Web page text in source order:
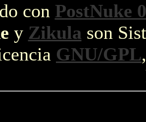
con PostNuke
y Zikula son
GNU/GPL